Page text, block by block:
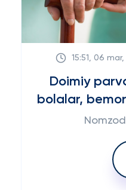
15:51, 06
Doimiy
bolalar,
parvarish
dan